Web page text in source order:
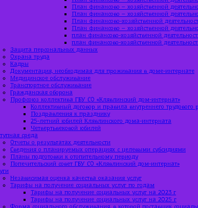
План финансово – хозяйственной
План финансово – хозяйственной
План финансово-хозяйственной
План финансово – хозяйственной
план финансово-хозяйственной
план финансово-хозяйственной
Защита персональных данных
Охрана труда
Кадры
Документация, необходимая для проживания в доме-интернате
Медицинское обслуживание
Транспортное обслуживание
Гражданская оборона
Профсоюз коллектива ГБУ СО «Клявлинский дом-интернат»
Коллективный договор и правила внутреннего
Поздравления к празднику
25-летний юбилей Клявлинского дома-интерната
Четвертьвековой юбилей
среда
Отчеты о результатах деятельности
Сведения о планируемых операциях с целевыми субсидиями
Планы подготовки к отопительному периоду
Попечительский совет ГБУ СО «Клявлинский дом-интернат»
Независимая оценка качества оказания услуг
Тарифы на получение социальных услуг по годам
Тарифы на получение социальных услуг на 2023 г
Тарифы на получение социальных услуг на 2025 г
Форма социального обслуживания, в которой поставщик